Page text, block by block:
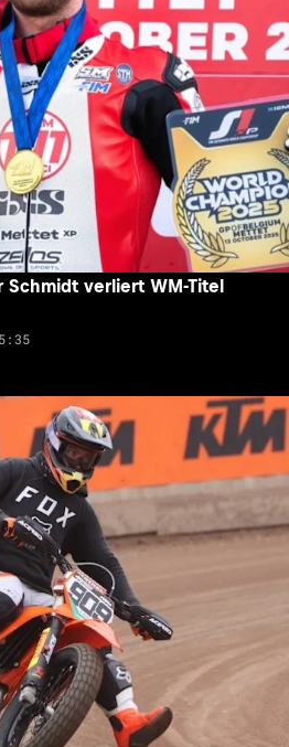
Schmidt verliert WM-Titel